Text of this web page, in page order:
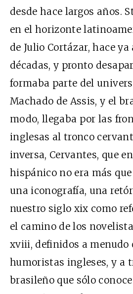
desde hace largos años.
en el horizonte
de Julio Cortázar, hace ya
décadas, y pronto
formaba parte del
Machado de Assis, y el
modo, llegaba por las
inglesas al tronco
inversa, Cervantes, que
hispánico no era más
una iconografía, una
nuestro siglo xix como
el camino de los
xviii, definidos a menudo
humoristas ingleses, y a
brasileño que sólo